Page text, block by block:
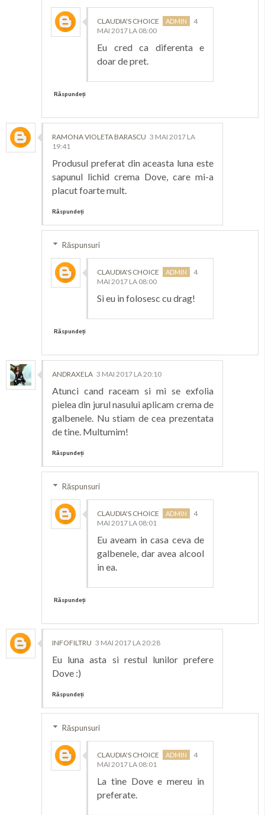
CLAUDIA'S CHOICE
4
MAI 2017 LA 08:00
Eu cred ca diferenta e
doar de pret.
Răspundeți
RAMONA VIOLETA BARASCU 3 MAI 2017 LA
19:41
Produsul preferat din aceasta luna este
sapunul lichid crema Dove, care mi-a
placut foarte mult.
Răspundeți
Răspunsuri
CLAUDIA'S CHOICE
4
MAI 2017 LA 08:00
Si eu in folosesc cu drag!
Răspundeți
ANDRAXELA 3 MAI 2017 LA 20:10
Atunci cand raceam si mi se exfolia
pielea din jurul nasului aplicam crema de
galbenele. Nu stiam de cea prezentata
de tine. Multumim!
Răspundeți
Răspunsuri
CLAUDIA'S CHOICE
4
MAI 2017 LA 08:01
Eu aveam in casa ceva de
galbenele, dar avea alcool
in ea.
Răspundeți
INFOFILTRU 3 MAI 2017 LA 20:28
Eu luna asta si restul lunilor prefere
Dove :)
Răspundeți
Răspunsuri
CLAUDIA'S CHOICE
4
MAI 2017 LA 08:01
La tine Dove e mereu in
preferate.